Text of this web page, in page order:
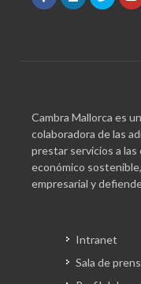
Cambra Mallorca es
colaboradora de las
prestar servicios a las
económico
empresarial y
Intranet
Sala de